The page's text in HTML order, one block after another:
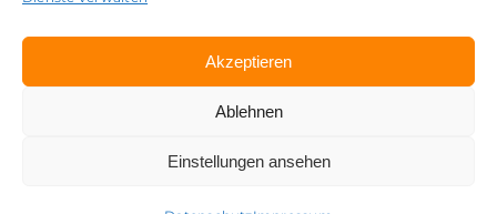
Akzeptieren
Ablehnen
Einstellungen ansehen